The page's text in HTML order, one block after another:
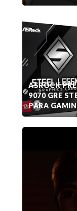
ASROCK
9070 GRE
PARA